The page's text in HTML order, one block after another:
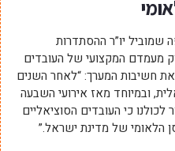
יו”ר ההסתדרות
מעמדם המקצועי של העובדים
חשיבות המערך: “לאחר השנים
ובמיוחד מאז אירועי השבעה
כי העובדים הסוציאליים
הלאומי של מדינת ישראל.”